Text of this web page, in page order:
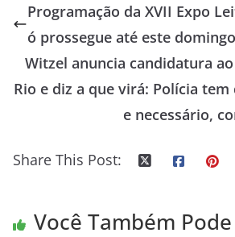
Programação da XVII Expo
ó prossegue até este domingo
Witzel anuncia candidatura
Rio e diz a que virá: Polícia tem
e necessário,
Share This Post:
Você Também